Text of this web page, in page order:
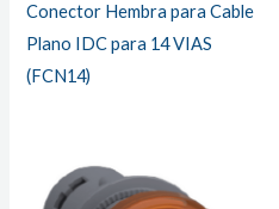
Conector Hembra para Cable
Plano IDC para 14 VIAS
(FCN14)